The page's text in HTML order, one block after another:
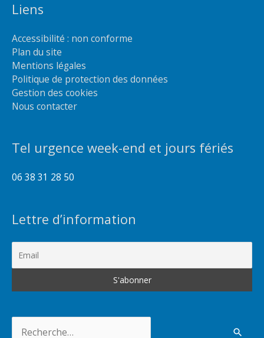
Liens
Accessibilité : non conforme
Plan du site
Mentions légales
Politique de protection des données
Gestion des cookies
Nous contacter
Tel urgence week-end et jours fériés
06 38 31 28 50
Lettre d’information